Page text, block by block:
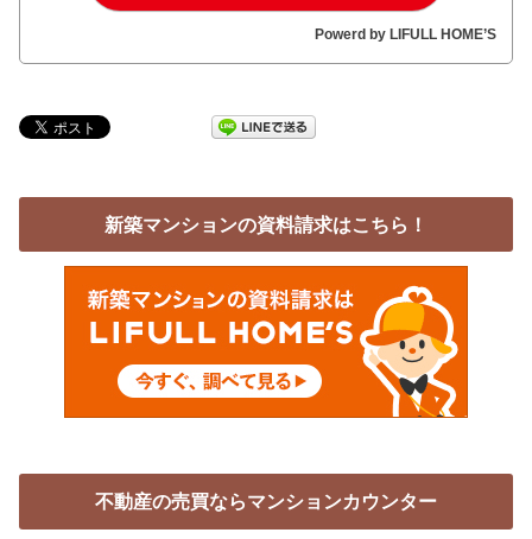
Powerd by LIFULL HOME’S
新築マンションの資料請求はこちら！
不動産の売買ならマンションカウンター